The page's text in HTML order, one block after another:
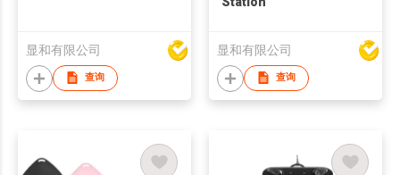
显和有限公司
查询
显和有限公司
查询